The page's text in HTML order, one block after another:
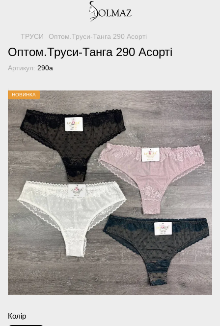
ТРУСИ Оптом.Труси-Танга 290 Асорті
Оптом.Труси-Танга 290 Асорті
Артикул: 290а
НОВИНКА
Колір